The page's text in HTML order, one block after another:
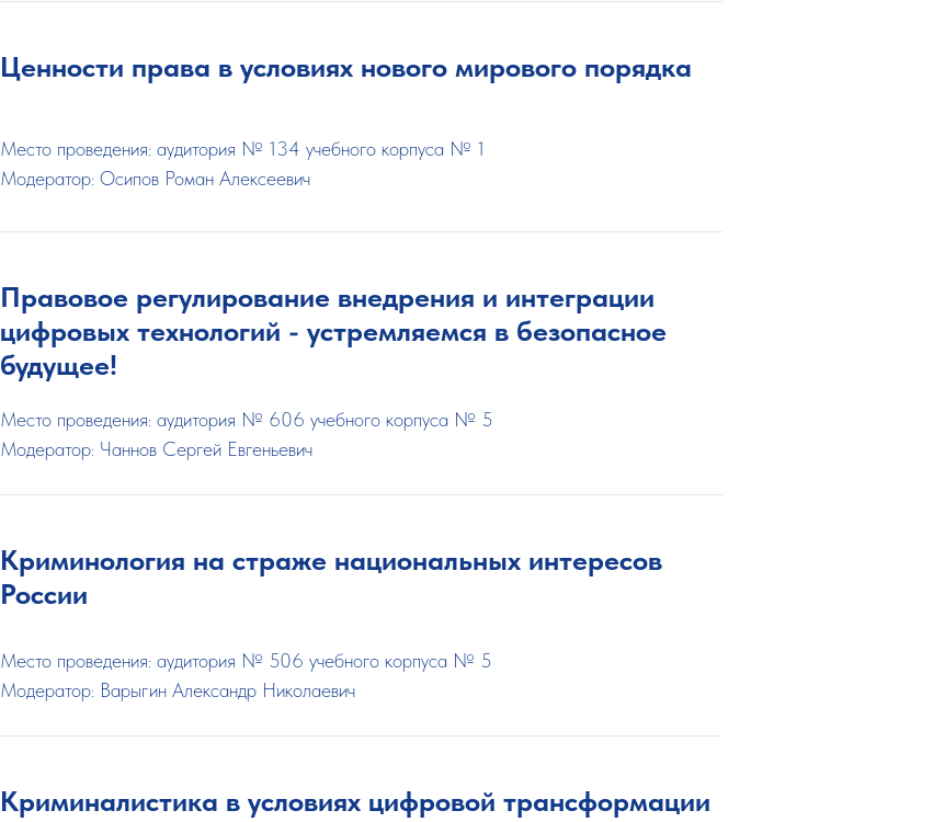
Ценности права в условиях нового мирового порядка
Место проведения: аудитория № 134 учебного корпуса № 1
Модератор: Осипов Роман Алексеевич
Правовое регулирование внедрения и интеграции
цифровых технологий - устремляемся в безопасное
будущее!
Место проведения: аудитория № 606 учебного корпуса № 5
Модератор: Чаннов Сергей Евгеньевич
Криминология на страже национальных интересов
России
Место проведения: аудитория № 506 учебного корпуса № 5
Модератор: Варыгин Александр Николаевич
Криминалистика в условиях цифровой трансформации